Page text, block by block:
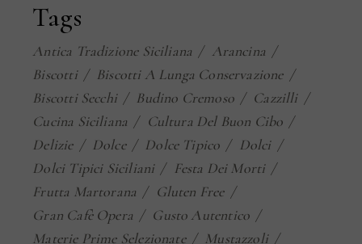
Tags
Antica Tradizione Siciliana
Arancina
Biscotti
Biscotti A Lunga Conservazione
Biscotti Secchi
Budino Cremoso
Cazzilli
Cucina Siciliana
Cultura Del Buon Cibo
Delizie
Dolce Dolce Tipico
Dolci
Dolci Tipici Siciliani
Festa Dei Morti
Frutta Martorana
Gluten Free
Gran Cafè Opera
Gusto Autentico
Materie Prime Selezionate
Mustazzoli